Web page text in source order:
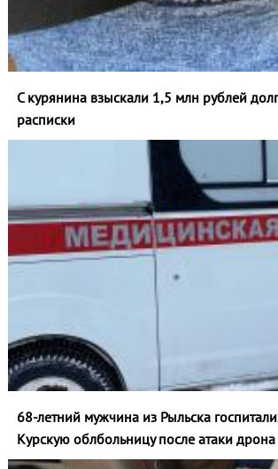
С курянина взыскали 1,5 млн рублей
расписки
68-летний мужчина из Рыльска
Курскую облбольницу после атаки дрона